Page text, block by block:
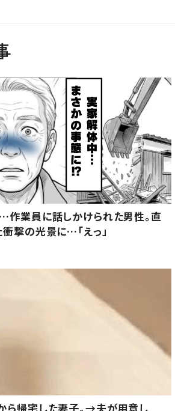
作業員に話しかけられた男性。直
撃の光景に…「えっ」
ら帰宅した妻子。→夫が用意し